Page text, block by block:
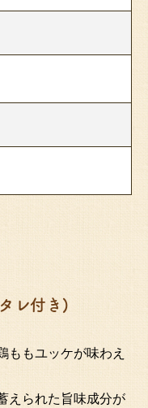
レ付き)
ももユッケが味わえ
えられた旨味成分が